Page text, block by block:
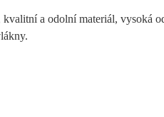
kvalitní a odolní materiál, vysoká